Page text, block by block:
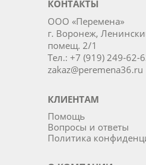
КОНТАКТЫ
ООО «Перемена»
г. Воронеж,
помещ. 2/1
Тел.: +7 (919) 249-62-
zakaz@peremena36.ru
КЛИЕНТАМ
Помощь
Вопросы и ответы
Политика